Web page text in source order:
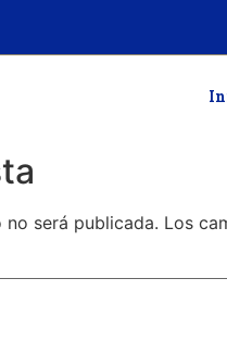
será publicada. Los